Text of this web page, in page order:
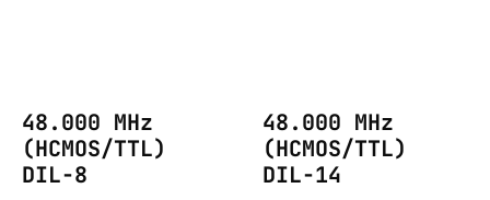
48.000 MHz
(HCMOS/TTL)
DIL-8
48.000 MHz
(HCMOS/TTL)
DIL-14